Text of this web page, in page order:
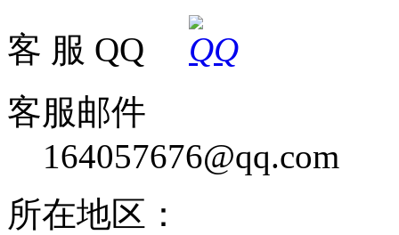
客 服 QQ
客服邮件
164057676@qq.com
所在地区：